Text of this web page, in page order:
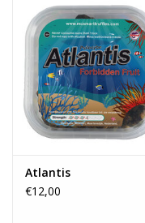
Atlantis
€12,00